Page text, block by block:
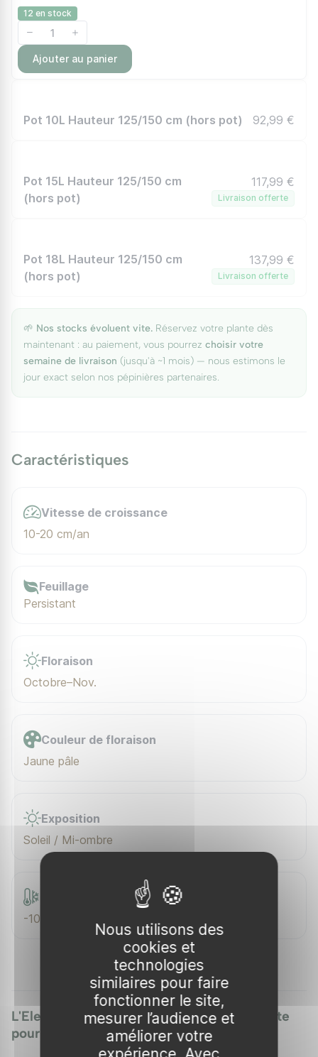
12 en stock
Ajouter au panier
Pot 10L Hauteur 125/150 cm (hors pot) 92,99 €
Pot 15L Hauteur 125/150 cm
(hors pot)
117,99 €
Livraison offerte
Pot 18L Hauteur 125/150 cm
(hors pot)
137,99 €
Livraison offerte
🌱 Nos stocks évoluent vite. Réservez votre plante dès
maintenant : au paiement, vous pourrez choisir votre
semaine de livraison (jusqu'à ~1 mois) — nous estimons le
jour exact selon nos pépinières partenaires.
Caractéristiques
Vitesse de croissance
10-20 cm/an
Feuillage
Persistant
Floraison
Octobre–Nov.
Couleur de floraison
Jaune pâle
Exposition
Soleil / Mi-ombre
-10 °C
L'Eleagnus 'Compacta' : La structure parfaite
pour petits jardins et haies denses
Nous utilisons des
cookies et
technologies
similaires pour faire
fonctionner le site,
mesurer l’audience et
améliorer votre
expérience. Avec